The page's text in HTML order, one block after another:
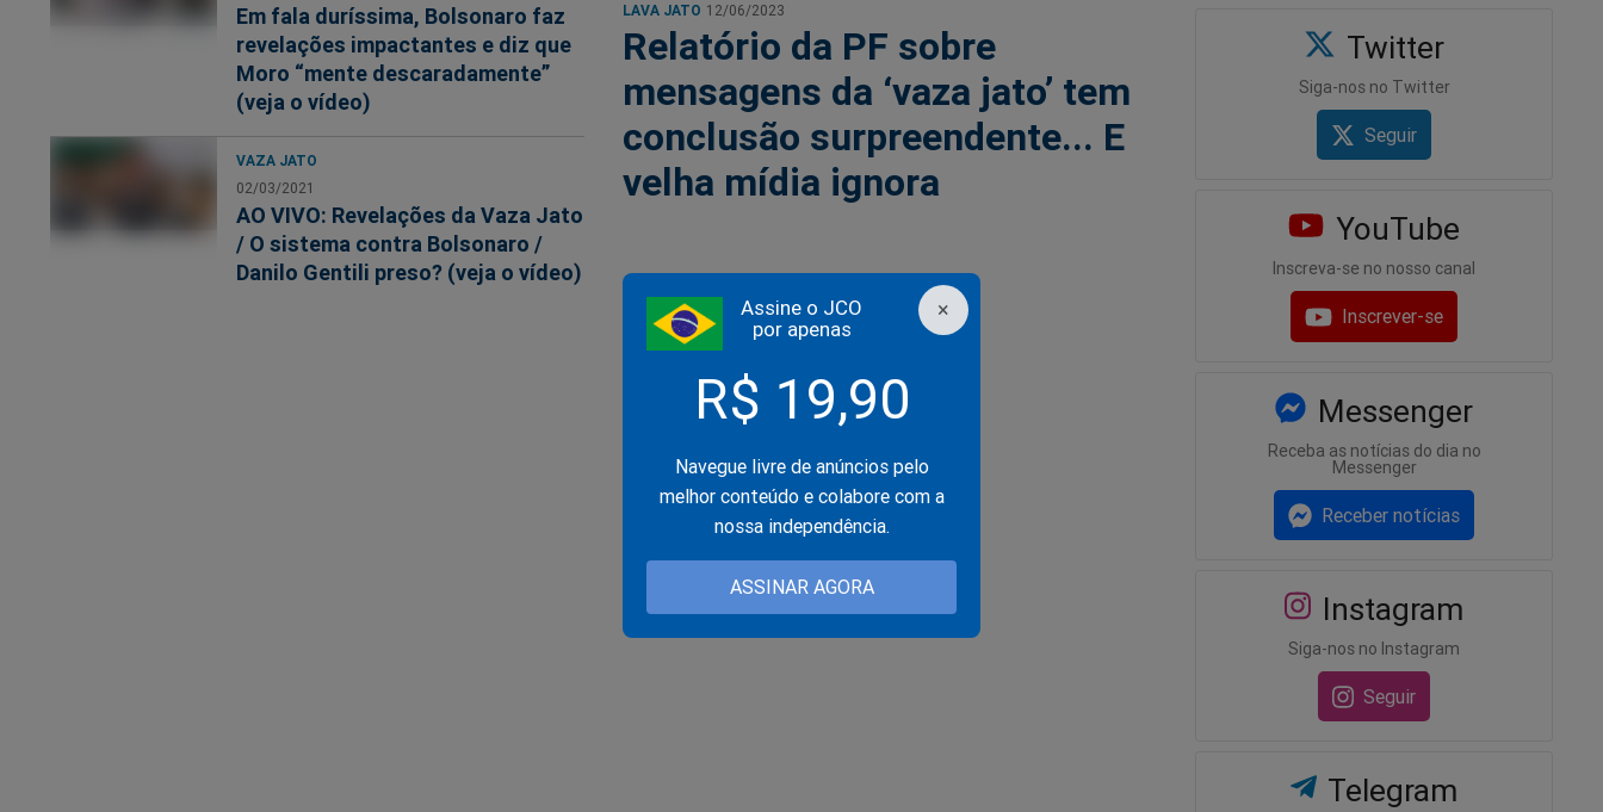
×
Assine o JCO
por apenas
R$ 19,90
Navegue livre de anúncios pelo
melhor conteúdo e colabore com a
nossa independência.
ASSINAR AGORA
Em fala duríssima, Bolsonaro faz
revelações impactantes e diz que
Moro “mente descaradamente”
(veja o vídeo)
VAZA JATO
02/03/2021
AO VIVO: Revelações da Vaza Jato
/ O sistema contra Bolsonaro /
Danilo Gentili preso? (veja o vídeo)
LAVA JATO 12/06/2023
Relatório da PF sobre
mensagens da ‘vaza jato’ tem
conclusão surpreendente... E
velha mídia ignora
Twitter
Siga-nos no Twitter
Seguir
YouTube
Inscreva-se no nosso canal
Inscrever-se
Messenger
Receba as notícias do dia no
Messenger
Receber notícias
Instagram
Siga-nos no Instagram
Seguir
Telegram